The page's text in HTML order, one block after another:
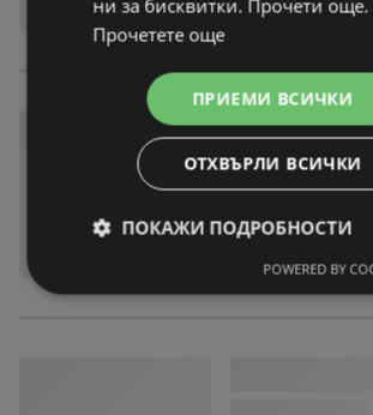
ни за бисквитки. Прочети още.
Прочетете още
ПРИЕМИ ВСИЧКИ
ОТХВЪРЛИ ВСИЧКИ
ПОКАЖИ ПОДРОБНОСТИ
POWERED BY